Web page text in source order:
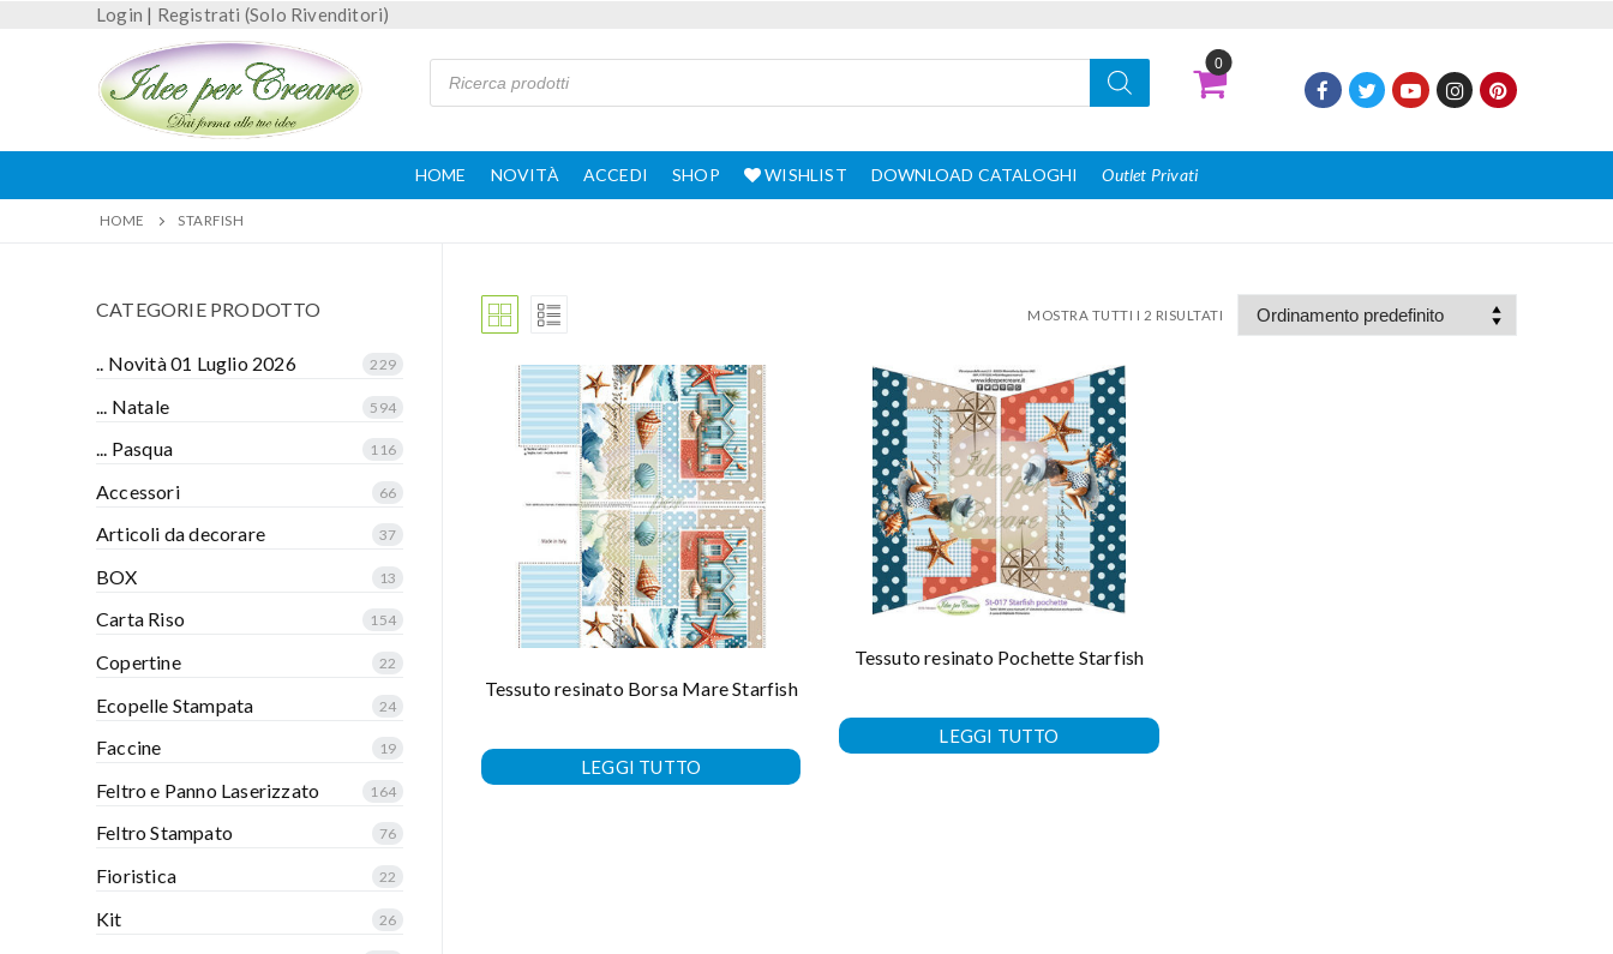
0
Login | Registrati (Solo Rivenditori)
HOME NOVITÀ ACCEDI SHOP WISHLIST DOWNLOAD CATALOGHI Outlet Privati
HOME STARFISH
MOSTRA TUTTI I 2 RISULTATI
Tessuto resinato Borsa Mare Starfish
LEGGI TUTTO
Tessuto resinato Pochette Starfish
LEGGI TUTTO
CATEGORIE PRODOTTO
.. Novità 01 Luglio 2026 229
... Natale 594
... Pasqua 116
Accessori 66
Articoli da decorare 37
BOX 13
Carta Riso 154
Copertine 22
Ecopelle Stampata 24
Faccine 19
Feltro e Panno Laserizzato 164
Feltro Stampato 76
Fioristica 22
Kit 26